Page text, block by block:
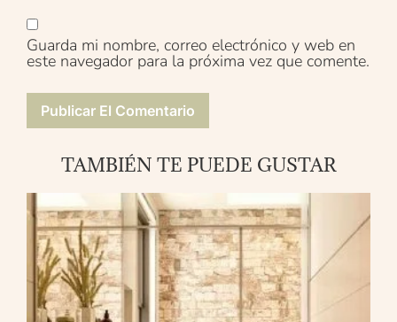
Guarda mi nombre, correo electrónico y web en
este navegador para la próxima vez que comente.
TAMBIÉN TE PUEDE GUSTAR